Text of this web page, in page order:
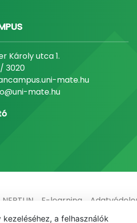
Károly utca 1.
3020
mate.hu
mate.hu
NEPTUN E-learning
a felhasználók